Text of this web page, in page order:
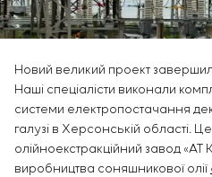
Індивідуальна розробка
щитового обладнання
управління
Розробка спеціальних
Розробка систем
Енергоаудит
Новий великий проект
Наші спеціалісти виконали
системи електропостачання
галузі в Херсонській області.
олійноекстракційний завод «АТ
виробництва соняшникової олії